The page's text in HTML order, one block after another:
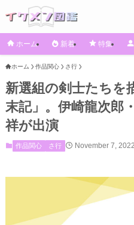
ホーム 新着 特集
ホーム 作品関心 さ行
新選組の剣士たちを
末記」。伊崎龍次郎
祥が出演
作品関心 さ行 November 7, 2022